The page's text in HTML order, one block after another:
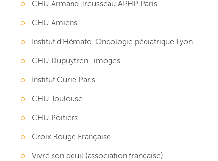
CHU Armand Trousseau APHP Paris
CHU Amiens
Institut d’Hémato-Oncologie pédiatrique Lyon
CHU Dupuytren Limoges
Institut Curie Paris
CHU Toulouse
CHU Poitiers
Croix Rouge Française
Vivre son deuil (association française)